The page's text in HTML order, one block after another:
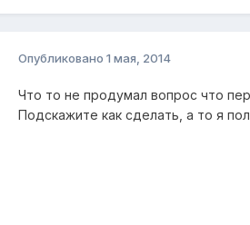
Опубликовано 1 мая, 2014
Что то не продумал вопрос что
Подскажите как сделать, а то я